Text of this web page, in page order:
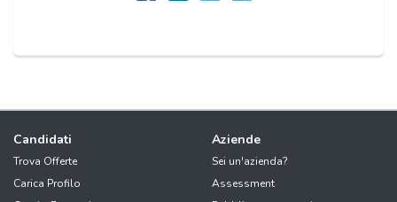
Candidati
Trova Offerte
Carica Profilo
Aziende
Sei un'azienda?
Assessment